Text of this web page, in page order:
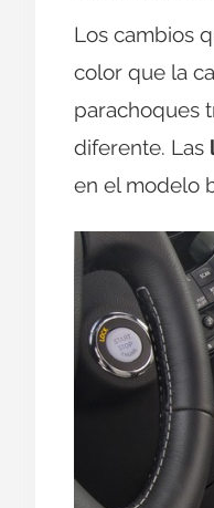
Los cambios
color que la
parachoques
diferente. Las
en el modelo